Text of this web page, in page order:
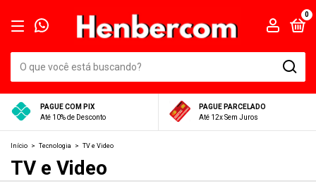
0
PAGUE COM PIX
Até 10% de Desconto
PAGUE PARCELADO
Até 12x Sem Juros
Início > Tecnologia > TV e Video
TV e Video